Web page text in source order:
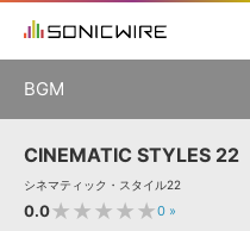
ソフト音源 »
初音ミク NT 鏡音リン・レン
KAITO V3
VOCALOID
VIENNA
EZ DRUMMER 3
BGM
製品一覧
CINEMATIC STYLES 22
シネマティック・スタイル22
0.0★★★★★0 »